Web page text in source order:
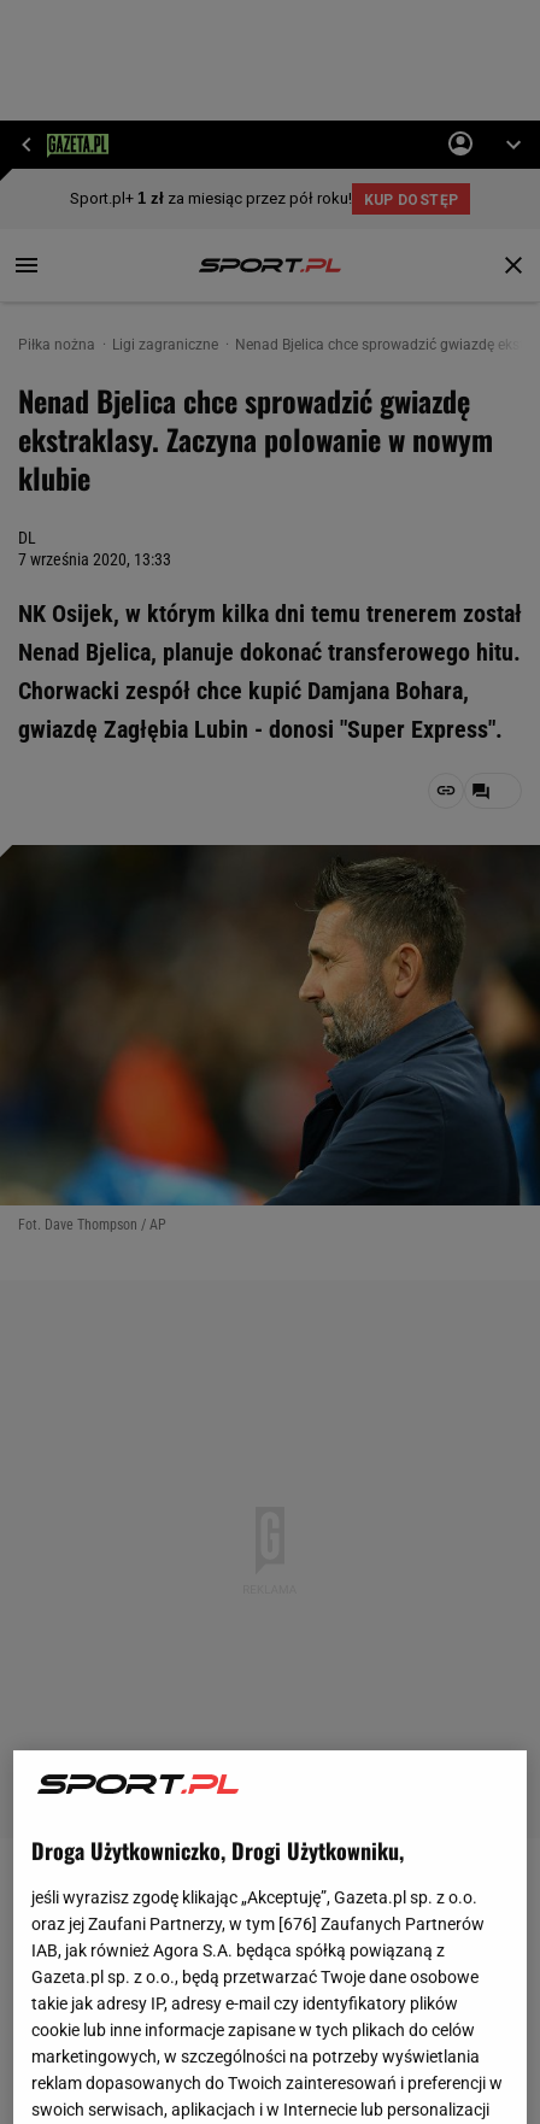
Piłka nożna Ligi zagraniczne Nenad Bjelica chce sprowadzić gwiazdę
Nenad Bjelica chce sprowadzić gwiazdę
ekstraklasy. Zaczyna polowanie w nowym
klubie
DL
7 września 2020, 13:33
NK Osijek, w którym kilka dni temu trenerem został
Nenad Bjelica, planuje dokonać transferowego hitu.
Chorwacki zespół chce kupić Damjana Bohara,
gwiazdę Zagłębia Lubin - donosi "Super Express".
Fot. Dave Thompson / AP
Zobacz wideoDamian Kądzior o trzęsieniu ziemi w
Zagrzebiu: To wyglądało jak koniec świata
Kilka dni temuNenad Bjelicazostał ogłoszony
nowym trenerem NK Osijek. Chorwat podpisał
trzyletni kontrakt. Dla 49-letniego szkoleniowca to
powrót w rodzinne strony, bo urodził się właśnie w
Droga Użytkowniczko, Drogi Użytkowniku,
jeśli wyrazisz zgodę klikając „Akceptuję”, Gazeta.pl sp. z o.o.
oraz jej Zaufani Partnerzy, w tym [676] Zaufanych Partnerów
IAB, jak również Agora S.A. będąca spółką powiązaną z
Gazeta.pl sp. z o.o., będą przetwarzać Twoje dane osobowe
takie jak adresy IP, adresy e-mail czy identyfikatory plików
cookie lub inne informacje zapisane w tych plikach do celów
marketingowych, w szczególności na potrzeby wyświetlania
reklam dopasowanych do Twoich zainteresowań i preferencji w
swoich serwisach, aplikacjach i w Internecie lub personalizacji